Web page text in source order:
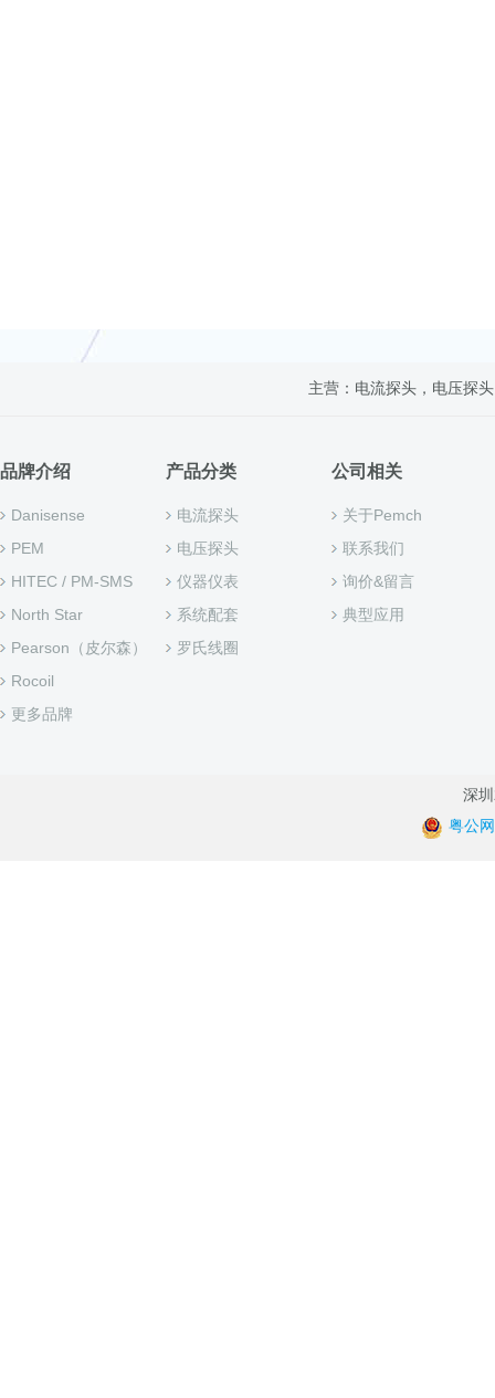
主营：电流探头，电压探
品牌介绍
Danisense
PEM
HITEC / PM-SMS
North Star
Pearson（皮尔森）
Rocoil
更多品牌
产品分类
电流探头
电压探头
仪器仪表
系统配套
罗氏线圈
公司相关
关于Pemch
联系我们
询价&留言
典型应用
深
粤公